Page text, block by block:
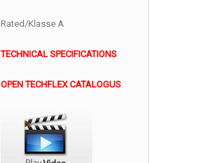
Rated/Klasse A
TECHNICAL SPECIFICATIONS
OPEN TECHFLEX CATALOGUS